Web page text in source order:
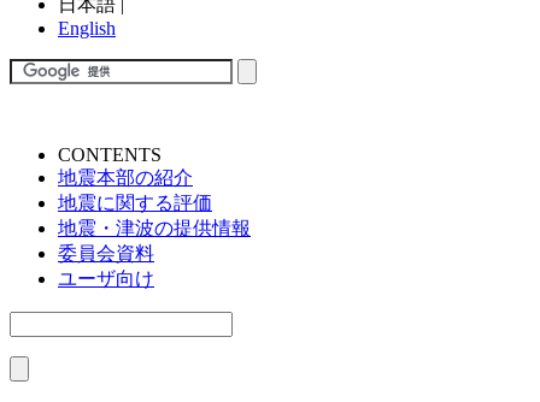
日本語 |
English
CONTENTS
地震本部の紹介
地震に関する評価
地震・津波の提供情報
委員会資料
ユーザ向け